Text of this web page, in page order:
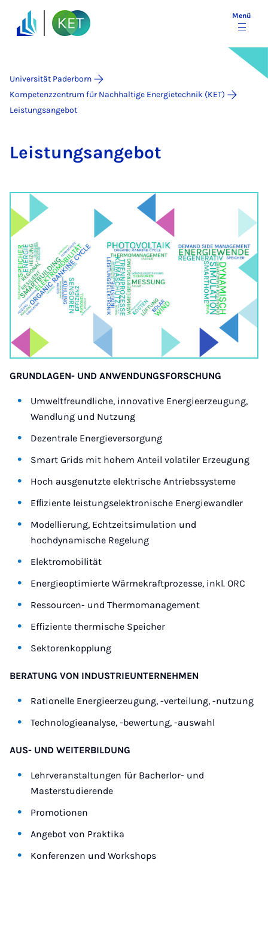
Menü
Universität Paderborn
Kompetenzzentrum für Nachhaltige Energietechnik (KET)
Leistungsangebot
Leis­tungs­an­ge­bot
GRUNDLAGEN- UND ANWENDUNGSFORSCHUNG
Umweltfreundliche, innovative Energieerzeugung,
Wandlung und Nutzung
Dezentrale Energieversorgung
Smart Grids mit hohem Anteil volatiler Erzeugung
Hoch ausgenutzte elektrische Antriebssysteme
Efﬁziente leistungselektronische Energiewandler
Modellierung, Echtzeitsimulation und
hochdynamische Regelung
Elektromobilität
Energieoptimierte Wärmekraftprozesse, inkl. ORC
Ressourcen- und Thermomanagement
Effiziente thermische Speicher
Sektorenkopplung
BERATUNG VON INDUSTRIEUNTERNEHMEN
Rationelle Energieerzeugung, -verteilung, -nutzung
Technologieanalyse, -bewertung, -auswahl
AUS- UND WEITERBILDUNG
Lehrveranstaltungen für Bacherlor- und
Masterstudierende
Promotionen
Angebot von Praktika
Konferenzen und Workshops